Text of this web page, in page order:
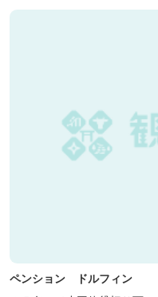
ペンション ドルフィン